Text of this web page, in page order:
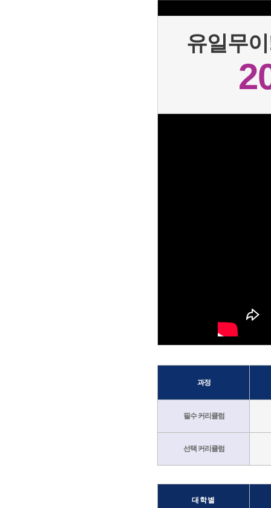
유일무
과정
필수 커리큘럼
선택 커리큘럼
대학별